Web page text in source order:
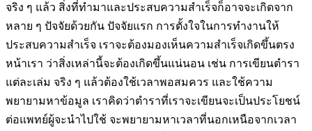
จริง ๆ แล้ว สิ่งที่ทำมาและประสบความสำเร็จก็อาจจะเกิดจาก
หลาย ๆ ปัจจัยด้วยกัน ปัจจัยแรก การตั้งใจในการทำงานให้
ประสบความสำเร็จ เราจะต้องมองเห็นความสำเร็จเกิดขึ้นตรง
หน้าเรา ว่าสิ่งเหล่านี้จะต้องเกิดขึ้นแน่นอน เช่น การเขียนตำรา
แต่ละเล่ม จริง ๆ แล้วต้องใช้เวลาพอสมควร และใช้ความ
พยายามหาข้อมูล เราคิดว่าตำราที่เราจะเขียนจะเป็นประโยชน์
ต่อแพทย์ผู้จะนำไปใช้ จะพยายามหาเวลาที่นอกเหนือจากเวลา